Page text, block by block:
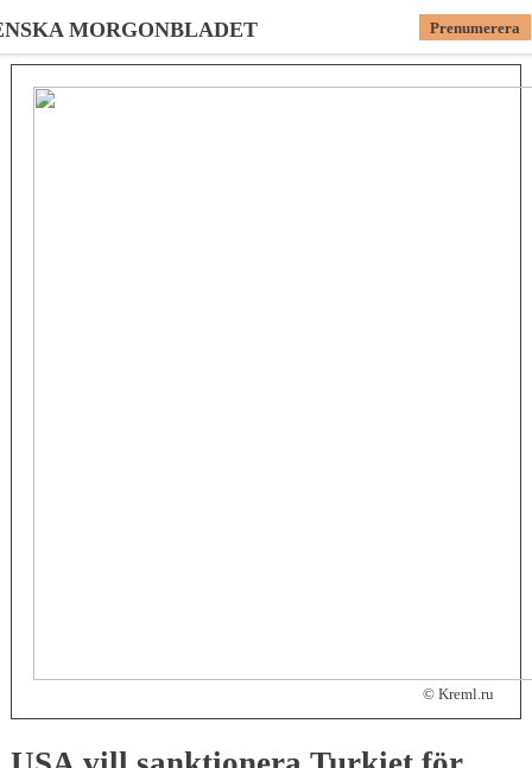
MORGONBLADET Prenumerera
© Kreml.ru